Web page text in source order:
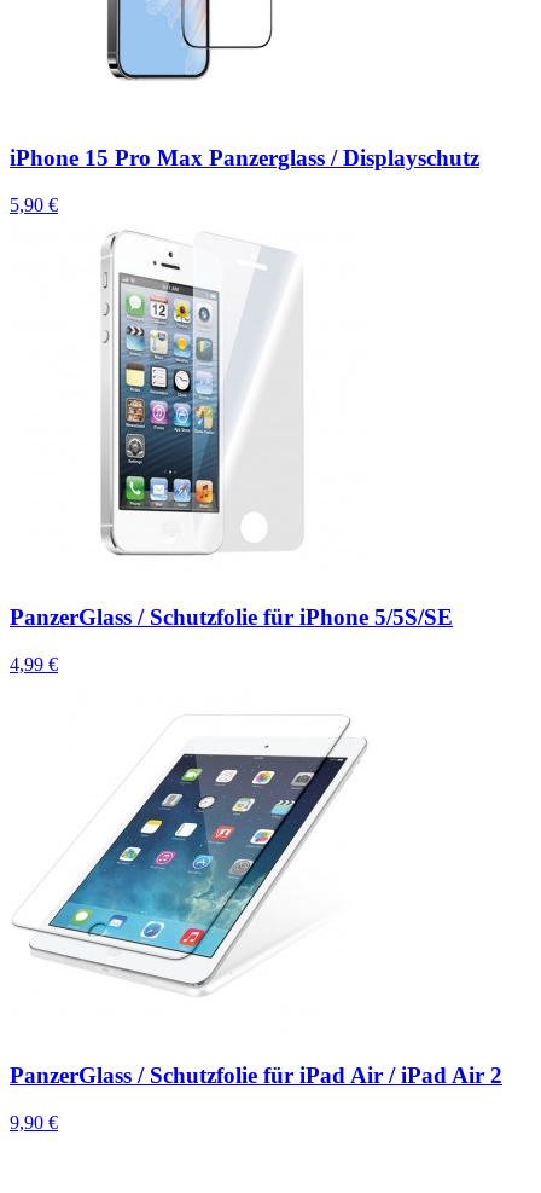
iPhone 15 Pro Max Panzerglass / Displayschutz
5,90 €
PanzerGlass / Schutzfolie für iPhone 5/5S/SE
4,99 €
PanzerGlass / Schutzfolie für iPad Air / iPad Air 2
9,90 €